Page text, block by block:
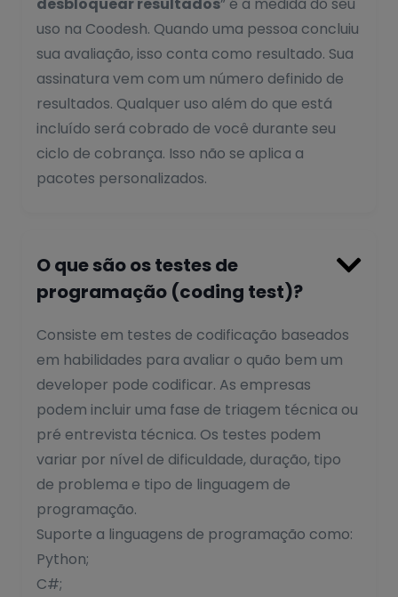
uso na Coodesh. Quando uma pessoa concluiu
sua avaliação, isso conta como resultado. Sua
assinatura vem com um número definido de
resultados. Qualquer uso além do que está
incluído será cobrado de você durante seu
ciclo de cobrança. Isso não se aplica a
pacotes personalizados.
O que são os testes de
programação (coding test)?

Consiste em testes de codificação baseados
em habilidades para avaliar o quão bem um
developer pode codificar. As empresas
podem incluir uma fase de triagem técnica ou
pré entrevista técnica. Os testes podem
variar por nível de dificuldade, duração, tipo
de problema e tipo de linguagem de
programação.
Suporte a linguagens de programação como:
Python;
C#;